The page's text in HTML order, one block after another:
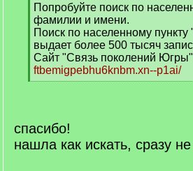
[
q
]
Попробуйте поиск по
фамилии и имени.
Поиск по населенному
выдает более 500 тысяч
Сайт "Связь поколений
ftbemigpebhu6knbm.xn--p1ai/
[
спасибо!
нашла как искать, сразу